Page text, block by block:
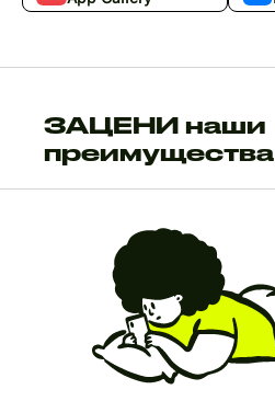
ЗАЦЕНИ наши
преимущества